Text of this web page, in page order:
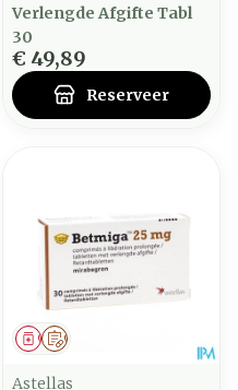
Verlengde Afgifte Tabl
30
€ 49,89
Reserveer
Op voorschrift
Geneesmiddel
Astellas